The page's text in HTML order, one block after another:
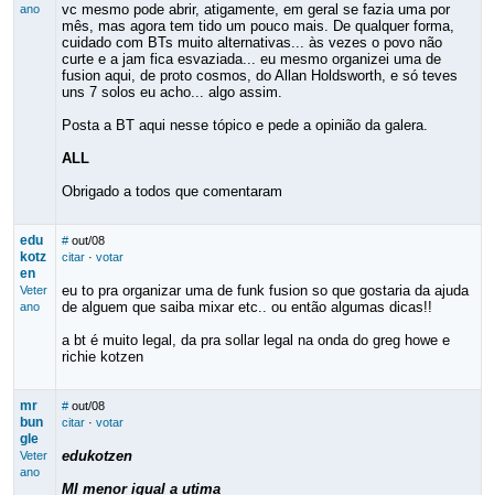
ano
vc mesmo pode abrir, atigamente, em geral se fazia uma por
mês, mas agora tem tido um pouco mais. De qualquer forma,
cuidado com BTs muito alternativas... às vezes o povo não
curte e a jam fica esvaziada... eu mesmo organizei uma de
fusion aqui, de proto cosmos, do Allan Holdsworth, e só teves
uns 7 solos eu acho... algo assim.
Posta a BT aqui nesse tópico e pede a opinião da galera.
ALL
Obrigado a todos que comentaram
edu
kotz
en
Veter
ano
# out/08
citar· votar
eu to pra organizar uma de funk fusion so que gostaria da ajuda
de alguem que saiba mixar etc.. ou então algumas dicas!!
a bt é muito legal, da pra sollar legal na onda do greg howe e
richie kotzen
mr
bun
gle
Veter
ano
# out/08
citar· votar
edukotzen
MI menor igual a utima